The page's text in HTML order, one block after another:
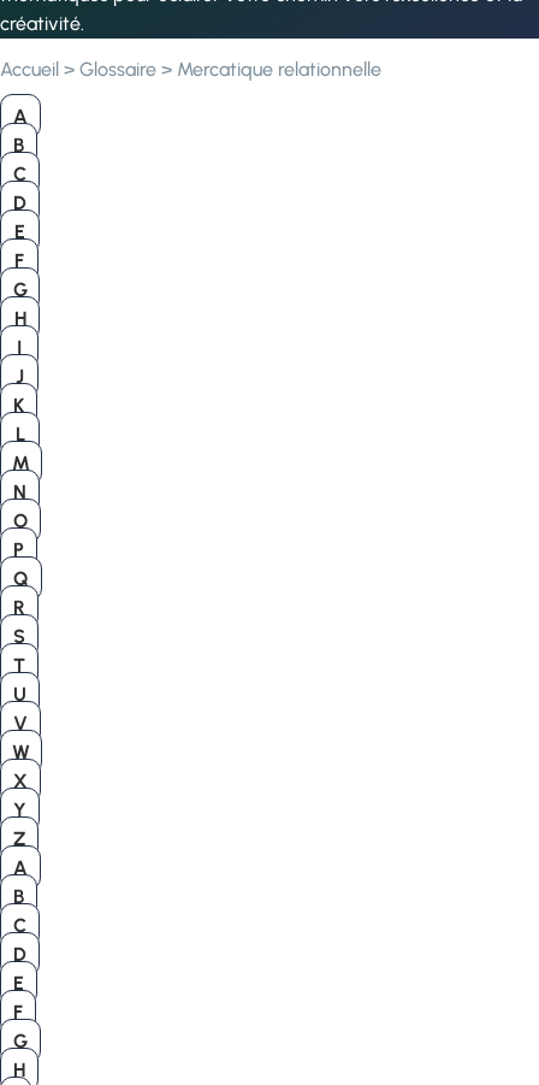
créativité.
Accueil > Glossaire > Mercatique relationnelle
A
B
C
D
E
F
G
H
I
J
K
L
M
N
O
P
Q
R
S
T
U
V
W
X
Y
Z
A
B
C
D
E
F
G
H